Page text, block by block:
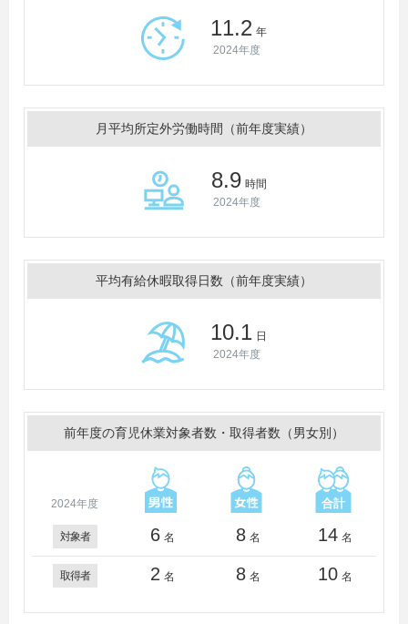
11.2 年
2024年度
月平均所定外労働時間（前年度実績）
8.9 時間
2024年度
平均有給休暇取得日数（前年度実績）
10.1 日
2024年度
前年度の育児休業対象者数・取得者数（男女別）
2024年度
対象者 6 名 8 名 14 名
取得者 2 名 8 名 10 名